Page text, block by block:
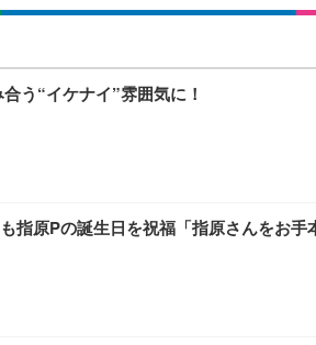
う“イケナイ”雰囲気に！
指原Pの誕生日を祝福「指原さんをお手